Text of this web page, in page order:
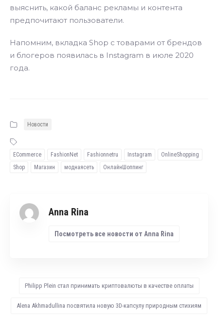
выяснить, какой баланс рекламы и контента
предпочитают пользователи.
Напомним, вкладка Shop с товарами от брендов
и блогеров появилась в Instagram в июле 2020
года.
Новости
ECommerce FashionNet Fashionnetru Instagram
OnlineShopping
Shop
Магазин моднаясеть ОнлайнШоппинг
Anna Rina
Посмотреть все новости от Anna Rina
Philipp Plein стал принимать криптовалюты в качестве оплаты
Alena Akhmadullina посвятила новую 3D-капсулу природным стихиям